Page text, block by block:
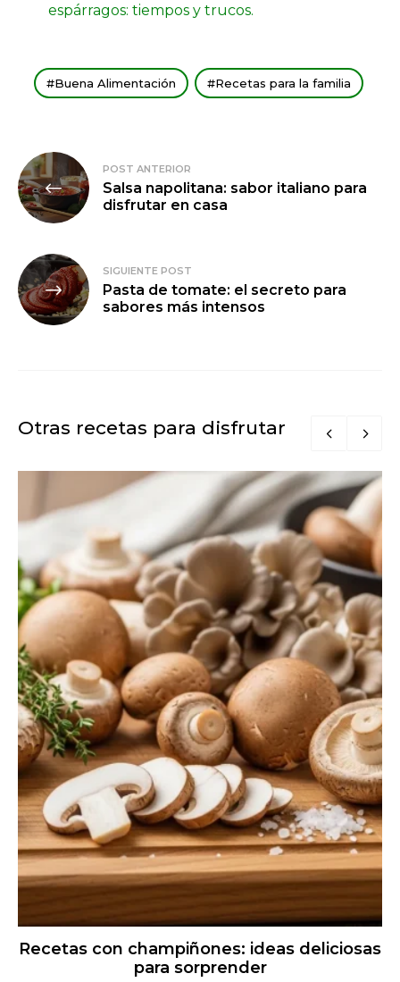
espárragos: tiempos y trucos.
Buena Alimentación Recetas para la familia
Navegación
de
entradas
POST ANTERIOR
Salsa napolitana: sabor italiano para
disfrutar en casa
SIGUIENTE POST
Pasta de tomate: el secreto para
sabores más intensos
Otras recetas para disfrutar
Recetas con champiñones: ideas deliciosas
para sorprender